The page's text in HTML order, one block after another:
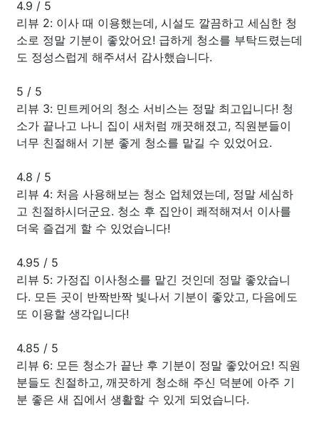
4.9 / 5
리뷰 2: 이사 때 이용했는데, 시설도 깔끔하고 세심한 청
소로 정말 기분이 좋았어요! 급하게 청소를 부탁드렸는데
도 정성스럽게 해주셔서 감사했습니다.
5 / 5
리뷰 3: 민트케어의 청소 서비스는 정말 최고입니다! 청
소가 끝나고 나니 집이 새처럼 깨끗해졌고, 직원분들이
너무 친절해서 기분 좋게 청소를 맡길 수 있었어요.
4.8 / 5
리뷰 4: 처음 사용해보는 청소 업체였는데, 정말 세심하
고 친절하시더군요. 청소 후 집안이 쾌적해져서 이사를
더욱 즐겁게 할 수 있었습니다!
4.95 / 5
리뷰 5: 가정집 이사청소를 맡긴 것인데 정말 좋았습니
다. 모든 곳이 반짝반짝 빛나서 기분이 좋았고, 다음에도
또 이용할 생각입니다!
4.85 / 5
리뷰 6: 모든 청소가 끝난 후 기분이 정말 좋았어요! 직원
분들도 친절하고, 깨끗하게 청소해 주신 덕분에 아주 기
분 좋은 새 집에서 생활할 수 있게 되었습니다.